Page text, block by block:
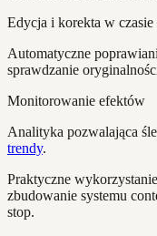
Edycja i korekta w
Automatyczne
sprawdzanie
Monitorowanie efektów
Analityka pozwalająca
trendy.
Praktyczne
zbudowanie systemu
stop.